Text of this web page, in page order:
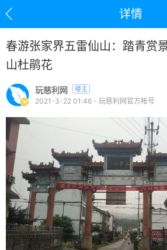
详情
春游张家界五雷仙山：踏青赏
山杜鹃花
玩慈利网 楼主
2021-3-22 01:46 - 玩慈利网官方帐号